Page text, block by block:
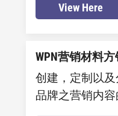
View Here
WPN营销材料方
创建，定制以
品牌之营销内容